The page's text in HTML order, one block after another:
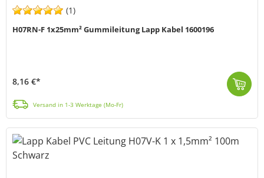
(1)
H07RN-F 1x25mm² Gummileitung Lapp Kabel 1600196
8,16 €*
Versand in 1-3 Werktage (Mo-Fr)